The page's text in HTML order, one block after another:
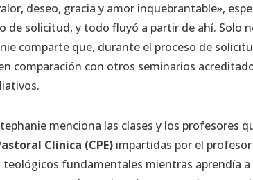
deseo, gracia y amor inquebrantable»,
solicitud, y todo fluyó a partir de ahí. Solo
comparte que, durante el proceso de
comparación con otros seminarios
menciona las clases y los profesores
Clínica (CPE) impartidas por el
fundamentales mientras aprendía